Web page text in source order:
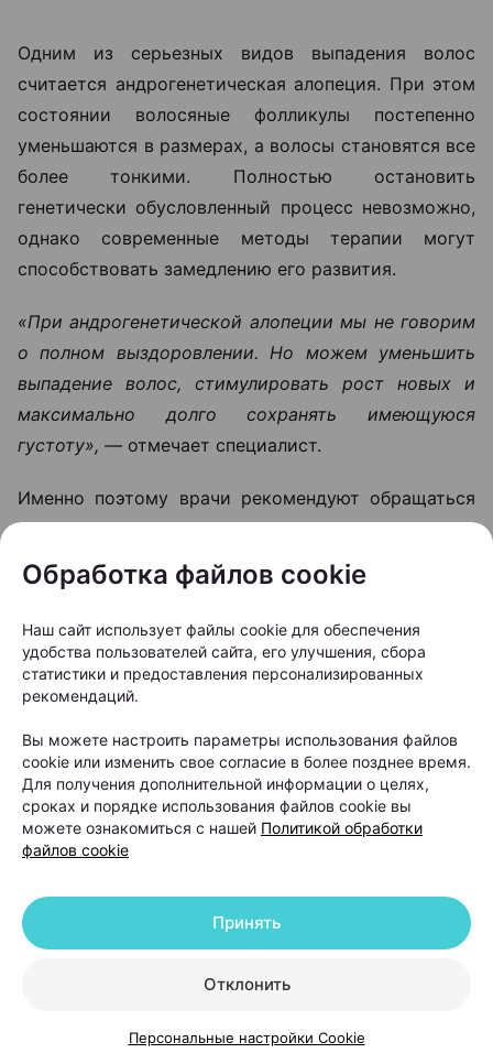
постепенно истончаются и перестают
Однако не любое выпадение волос означает
необратимую потерю густоты.
От вида алопеции напрямую зависит прогноз
лечения.
«Если мы говорим о диффузном выпадении волос,
гормональных изменений, то такие состояния
обычно хорошо поддаются терапии. После
постепенно восстанавливаются», —
Обработка файлов cookie
Наш сайт использует файлы cookie для обеспечения
удобства пользователей сайта, его улучшения, сбора
статистики и предоставления персонализированных
рекомендаций.
Вы можете настроить параметры использования файлов
cookie или изменить свое согласие в более позднее время.
Для получения дополнительной информации о целях,
сроках и порядке использования файлов cookie вы
можете ознакомиться с нашей Политикой обработки
файлов cookie
Отклонить
Принять
Персональные настройки Cookie